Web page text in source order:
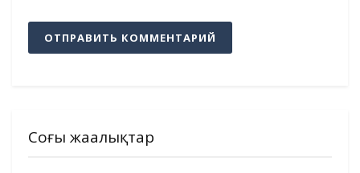
Соңғы жаңалықтар